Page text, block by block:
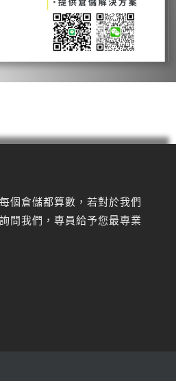
個倉儲都算數，若對於我們
問我們，專員給予您最專業